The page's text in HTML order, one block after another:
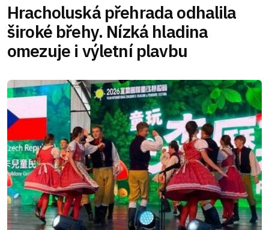
Hracholuská přehrada odhalila
široké břehy. Nízká hladina
omezuje i výletní plavbu